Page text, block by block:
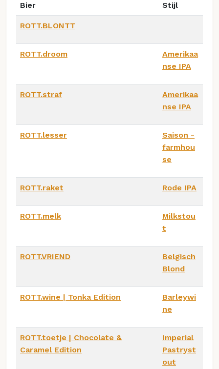
Bier Stijl
ROTT.BLONTT
ROTT.droom
Amerikaa
nse IPA
ROTT.straf
Amerikaa
nse IPA
ROTT.lesser
Saison -
farmhou
se
ROTT.raket Rode IPA
ROTT.melk
Milkstou
t
ROTT.VRIEND
Belgisch
Blond
ROTT.wine | Tonka Edition
Barleywi
ne
ROTT.toetje | Chocolate &
Caramel Edition
Imperial
Pastryst
out